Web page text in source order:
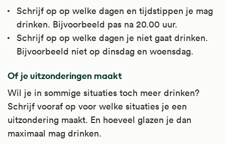
Schrijf op op welke dagen en tijdstippen je mag
drinken. Bijvoorbeeld pas na 20.00 uur.
Schrijf op op welke dagen je niet gaat drinken.
Bijvoorbeeld niet op dinsdag en woensdag.
Of je uitzonderingen maakt
Wil je in sommige situaties toch meer drinken?
Schrijf vooraf op voor welke situaties je een
uitzondering maakt. En hoeveel glazen je dan
maximaal mag drinken.